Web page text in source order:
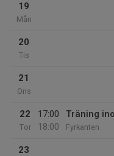
19
Mån
20
Tis
21
Ons
22
Tor
17:00
18:00
Träning
Fyrkanten
23